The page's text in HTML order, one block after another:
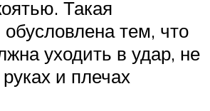
Такая
обусловлена тем, что
уходить в удар, не
и плечах